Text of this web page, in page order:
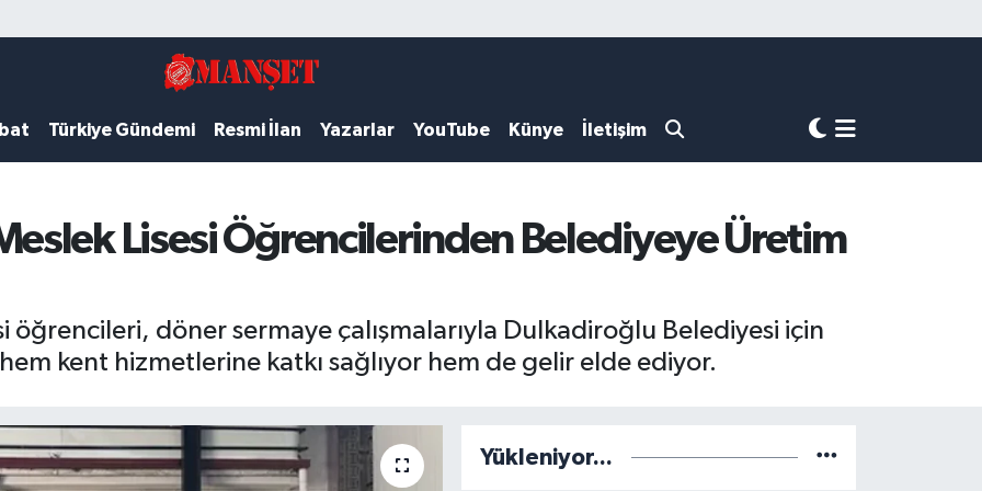
Türkiye Gündemi Resmi İlan Yazarlar YouTube Künye İletişim
Lisesi Öğrencilerinden Belediyeye Üretim
öğrencileri, döner sermaye çalışmalarıyla Dulkadiroğlu Belediyesi için
kent hizmetlerine katkı sağlıyor hem de gelir elde ediyor.
Yükleniyor...